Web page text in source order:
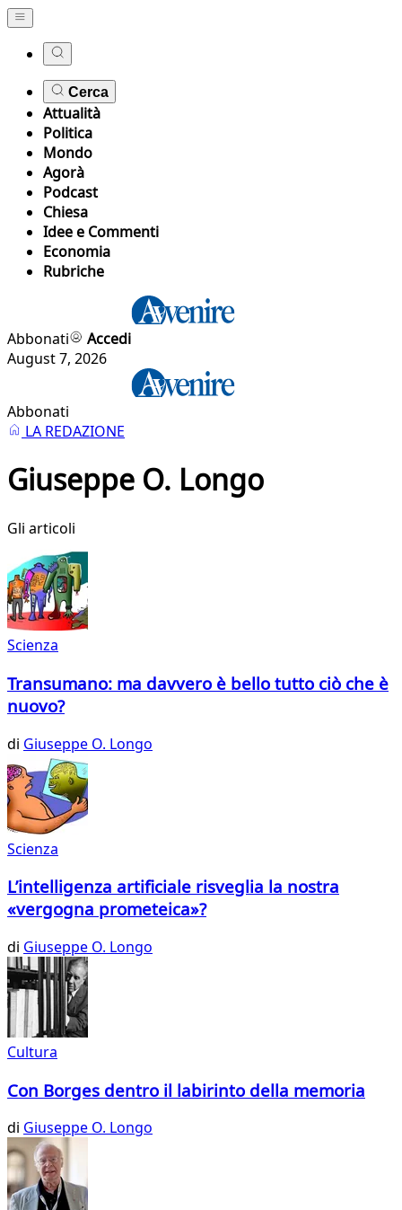
Cerca
Attualità
Politica
Mondo
Agorà
Podcast
Chiesa
Idee e Commenti
Economia
Rubriche
Abbonati
Accedi
August 7, 2026
Abbonati
LA REDAZIONE
Giuseppe O. Longo
Gli articoli
Scienza
Transumano: ma davvero è bello tutto ciò che è
nuovo?
di Giuseppe O. Longo
Scienza
L’intelligenza artificiale risveglia la nostra
«vergogna prometeica»?
di Giuseppe O. Longo
Cultura
Con Borges dentro il labirinto della memoria
di Giuseppe O. Longo